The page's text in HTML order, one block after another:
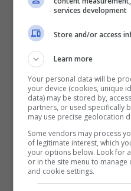
Finalmente Star Wars Jedi
One – foto via EA –
Sta per arrivare infatti
attesa uno dei
services development
Store and/or access
Learn more
Your personal data will be
your device (cookies, unique
data) may be stored by,
partners, or used specifically
may use precise geolocation
Some vendors may process
of legitimate interest, which
your options below. Look for
or in the site menu to
and cookie settings.